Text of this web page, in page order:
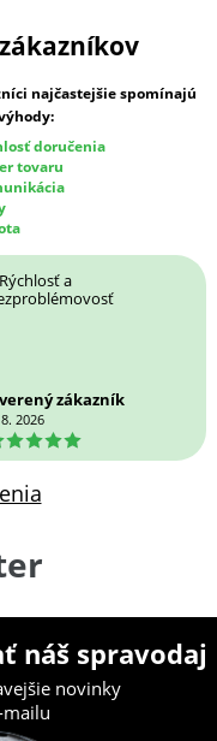
najčastejšie spomínajú
doručenia
tovaru
a
zákazník
2026
náš spravodaj
novinky
mailu